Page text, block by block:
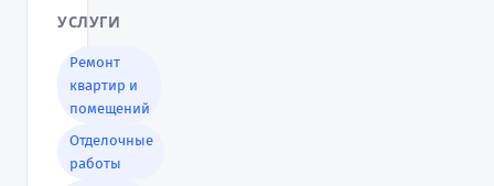
УСЛУГИ
Ремонт
квартир и
помещений
Отделочные
работы